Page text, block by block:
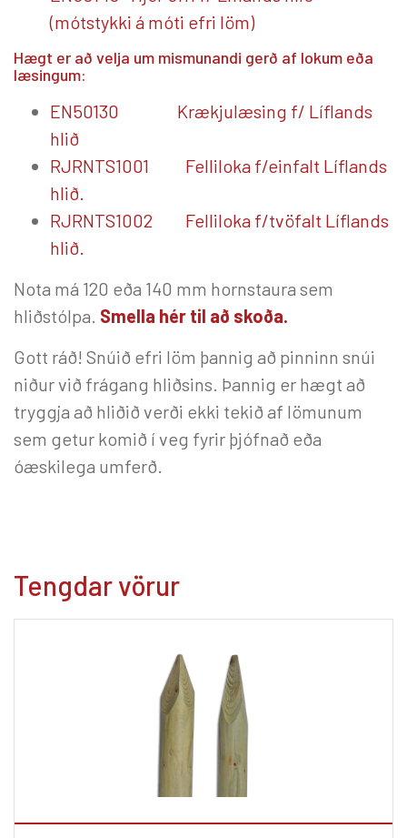
(mótstykki á móti efri löm)
Hægt er að velja um mismunandi gerð af lokum eða
læsingum:
EN50130 Krækjulæsing f/ Líflands
hlið
RJRNTS1001 Felliloka f/einfalt Líflands
hlið.
RJRNTS1002 Felliloka f/tvöfalt Líflands
hlið.
Nota má 120 eða 140 mm hornstaura sem
hliðstólpa. Smella hér til að skoða.
Gott ráð! Snúið efri löm þannig að pinninn snúi
niður við frágang hliðsins. Þannig er hægt að
tryggja að hliðið verði ekki tekið af lömunum
sem getur komið í veg fyrir þjófnað eða
óæskilega umferð.
Tengdar vörur